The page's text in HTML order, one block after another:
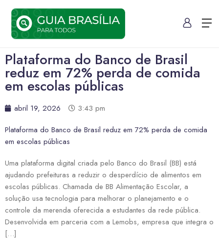
Plataforma do Banco de Brasil
reduz em 72% perda de comida
em escolas públicas
abril 19, 2026
3:43 pm
Plataforma do Banco de Brasil reduz em 72% perda de comida
em escolas públicas
Uma plataforma digital criada pelo Banco do Brasil (BB) está
ajudando prefeituras a reduzir o desperdício de alimentos em
escolas públicas. Chamada de BB Alimentação Escolar, a
solução usa tecnologia para melhorar o planejamento e o
controle da merenda oferecida a estudantes da rede pública.
Desenvolvida em parceria com a Lemobs, empresa que integra o
[…]